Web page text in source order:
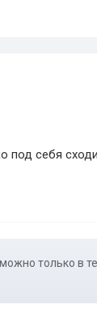
себя
только в